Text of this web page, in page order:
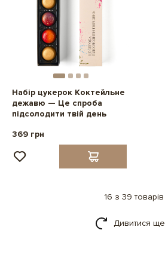
Набір цукерок Коктейльне
дежавю — Це спроба
підсолодити твій день
369 грн
16 з 39 товарів
Дивитися ще